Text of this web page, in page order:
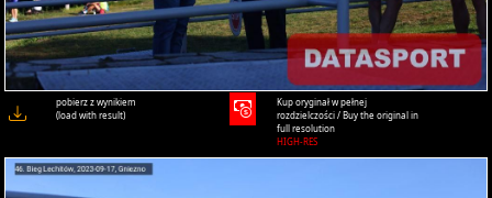
pobierz z wynikiem
(load with result)
Kup oryginał w pełnej
rozdzielczości / Buy the original in
full resolution
HIGH-RES